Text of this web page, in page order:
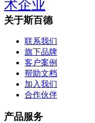
术企业
关于斯百德
联系我们
旗下品牌
客户案例
帮助文档
加入我们
合作伙伴
产品服务